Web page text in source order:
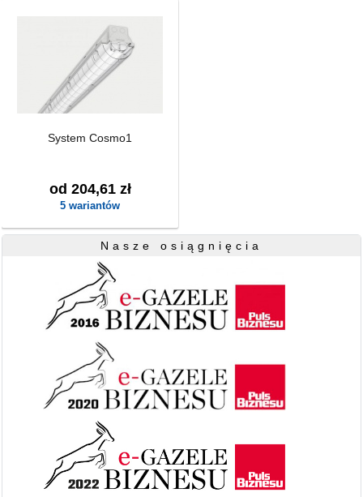
System Cosmo1
od 204,61 zł
5 wariantów
Nasze osiągnięcia